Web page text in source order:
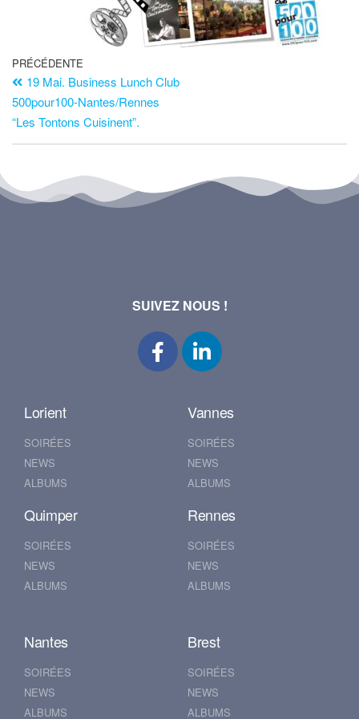
PRÉCÉDENTE
19 Mai. Business Lunch Club
500pour100-Nantes/Rennes
“Les Tontons Cuisinent”.
SUIVEZ NOUS !
Lorient
SOIRÉES
NEWS
ALBUMS
Vannes
SOIRÉES
NEWS
ALBUMS
Quimper
SOIRÉES
NEWS
ALBUMS
Rennes
SOIRÉES
NEWS
ALBUMS
Nantes
SOIRÉES
NEWS
ALBUMS
Brest
SOIRÉES
NEWS
ALBUMS